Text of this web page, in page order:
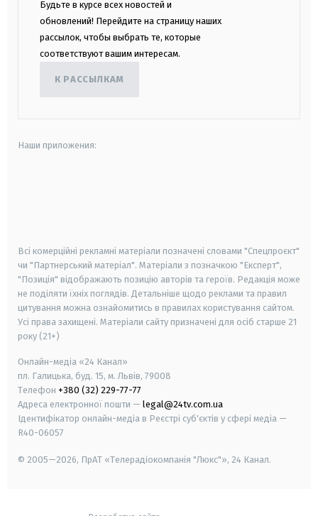
Будьте в курсе всех новостей и
обновлений! Перейдите на страницу наших
рассылок, чтобы выбрать те, которые
соответствуют вашим интересам.
К РАССЫЛКАМ
Наши приложения:
Всі комерційні рекламні матеріали позначені словами "Спецпроєкт"
чи "Партнерський матеріал". Матеріали з позначкою "Експерт",
"Позиція" відображають позицію авторів та героїв. Редакція може
не поділяти їхніх поглядів. Детальніше щодо реклами та правил
цитування можна ознайомитись в правилах користування сайтом.
Усі права захищені. Матеріали сайту призначені для осіб старше 21
року (21+)
Онлайн-медіа «24 Канал»
пл. Галицька, буд. 15, м. Львів, 79008
Телефон +380 (32) 229-77-77
Адреса електронної пошти — legal@24tv.com.ua
Ідентифікатор онлайн-медіа в Реєстрі суб'єктів у сфері медіа —
R40-06057
© 2005—2026, ПрАТ «Телерадіокомпанія "Люкс"», 24 Канал.